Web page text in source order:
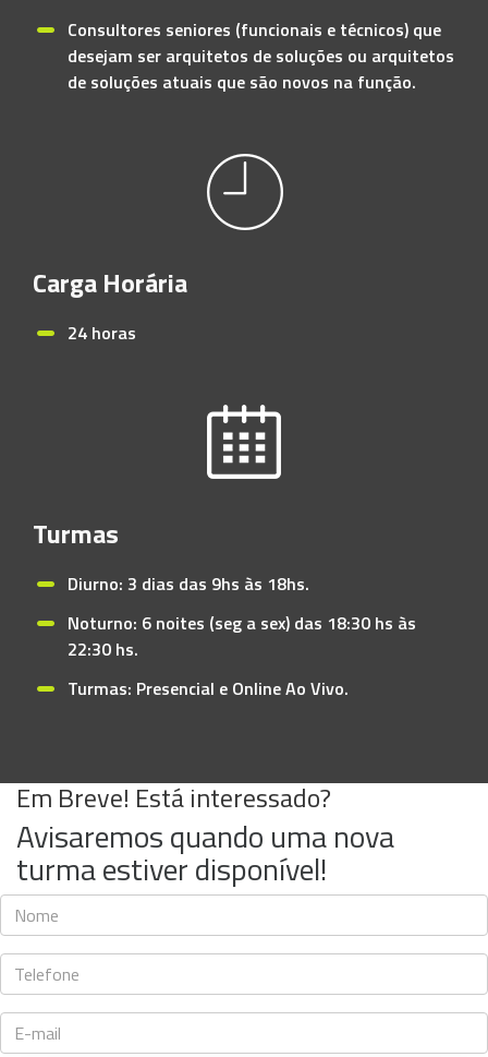
Consultores seniores (funcionais e técnicos) que
desejam ser arquitetos de soluções ou arquitetos
de soluções atuais que são novos na função.
Carga Horária
24 horas
Turmas
Diurno: 3 dias das 9hs às 18hs.
Noturno: 6 noites (seg a sex) das 18:30 hs às
22:30 hs.
Turmas: Presencial e Online Ao Vivo.
Em Breve! Está interessado?
Avisaremos quando uma nova
turma estiver disponível!